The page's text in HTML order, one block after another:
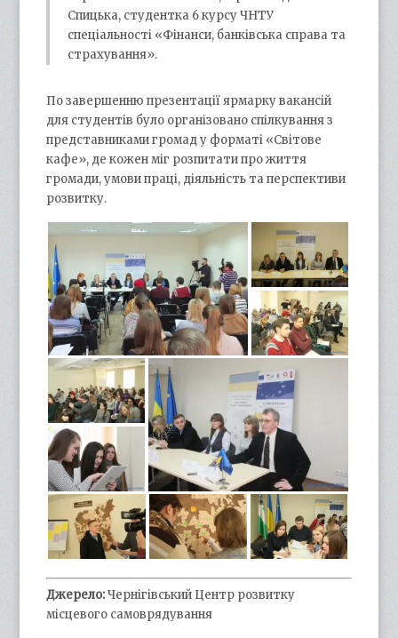
Спицька, студентка 6 курсу ЧНТУ
спеціальності «Фінанси, банківська справа та
страхування».
По завершенню презентації ярмарку вакансій
для студентів було організовано спілкування з
представниками громад у форматі «Світове
кафе», де кожен міг розпитати про життя
громади, умови праці, діяльність та перспективи
розвитку.
Джерело:Чернігівський Центр розвитку
місцевого самоврядування